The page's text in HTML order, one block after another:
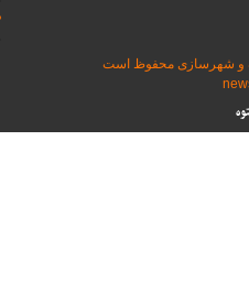
و شهرسازی محفوظ است